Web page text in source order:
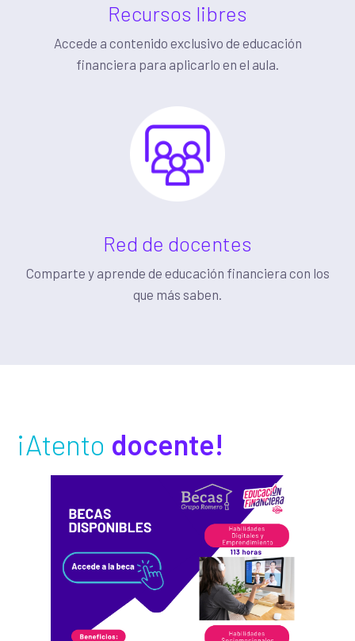
Recursos libres
Accede a contenido exclusivo de educación
financiera para aplicarlo en el aula.
Red de docentes
Comparte y aprende de educación financiera con los
que más saben.
¡Atento docente!